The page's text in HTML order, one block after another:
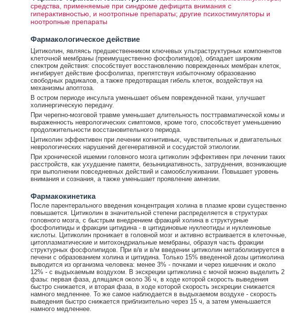
средства, применяемые при синдроме дефицита внимания с
гиперактивностью, и ноотропные препараты; другие психостимуляторы и
ноотропные препараты
Фармакологическое действие
Цитиколин, являясь предшественником ключевых ультраструктурных компонентов
клеточной мембраны (преимущественно фосфолипидов), обладает широким
спектром действия: способствует восстановлению поврежденных мембран клеток,
ингибирует действие фосфолипаз, препятствуя избыточному образованию
свободных радикалов, а также предотвращая гибель клеток, воздействуя на
механизмы апоптоза.
В остром периоде инсульта уменьшает объем поврежденной ткани, улучшает
холинергическую передачу.
При черепно-мозговой травме уменьшает длительность посттравматической комы и
выраженность неврологических симптомов, кроме того, способствует уменьшению
продолжительности восстановительного периода.
Цитиколин эффективен при лечении когнитивных, чувствительных и двигательных
неврологических нарушений дегенеративной и сосудистой этиологии.
При хронической ишемии головного мозга цитиколин эффективен при лечении таких
расстройств, как ухудшение памяти, безынициативность, затруднения, возникающие
при выполнении повседневных действий и самообслуживании. Повышает уровень
внимания и сознания, а также уменьшает проявление амнезии.
Фармакокинетика
После парентерального введения концентрация холина в плазме крови существенно
повышается. Цитиколин в значительной степени распределяется в структурах
головного мозга, с быстрым внедрением фракций холина в структурные
фосфолипиды и фракции цитидина - в цитидиновые нуклеотиды и нуклеиновые
кислоты. Цитиколин проникает в головной мозг и активно встраивается в клеточные,
цитоплазматические и митохондриальные мембраны, образуя часть фракции
структурных фосфолипидов. При в/в и в/м введении цитиколин метаболизируется в
печени с образованием холина и цитидина. Только 15% введенной дозы цитиколина
выводится из организма человека: менее 3% - почками и через кишечник и около
12% - с выдыхаемым воздухом. В экскреции цитиколина с мочой можно выделить 2
фазы: первая фаза, длящаяся около 36 ч, в ходе которой скорость выведения
быстро снижается, и вторая фаза, в ходе которой скорость экскреции снижается
намного медленнее. То же самое наблюдается в выдыхаемом воздухе - скорость
выведения быстро снижается приблизительно через 15 ч, а затем уменьшается
намного медленнее.